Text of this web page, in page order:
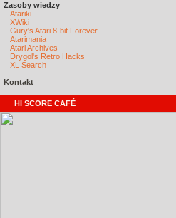
Zasoby wiedzy
Atariki
XWiki
Gury's Atari 8-bit Forever
Atarimania
Atari Archives
Drygol's Retro Hacks
XL Search
Kontakt
HI SCORE CAFÉ